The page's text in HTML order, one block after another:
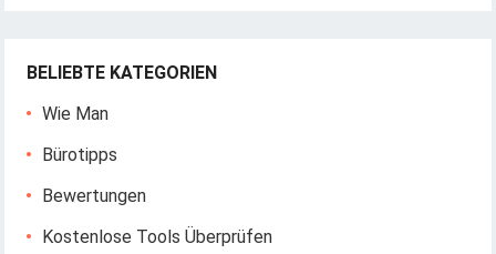
BELIEBTE KATEGORIEN
Wie Man
Bürotipps
Bewertungen
Kostenlose Tools Überprüfen